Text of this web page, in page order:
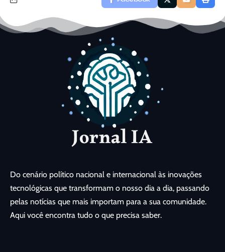
Do cenário político nacional e internacional às inovações
tecnológicas que transformam o nosso dia a dia, passando
pelas notícias que mais importam para a sua comunidade.
Aqui você encontra tudo o que precisa saber.